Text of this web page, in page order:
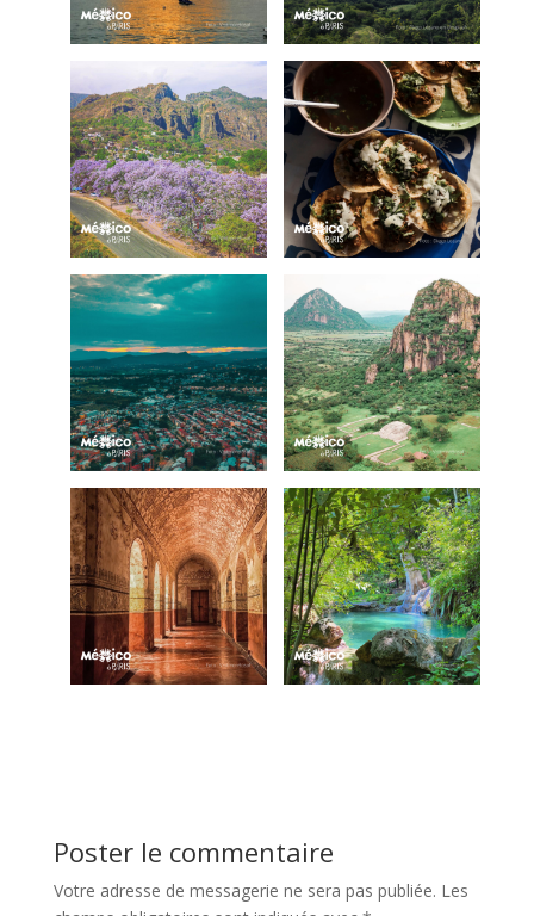
Poster le commentaire
Votre adresse de messagerie ne sera pas publiée. Les